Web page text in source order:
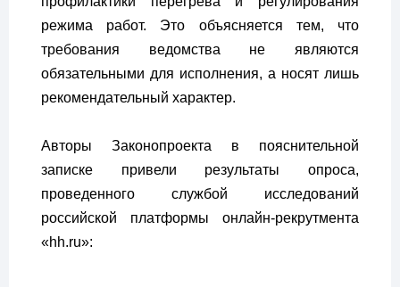
режима работ. Это объясняется тем, что
требования ведомства не являются
обязательными для исполнения, а носят лишь
рекомендательный характер.
Авторы Законопроекта в пояснительной
записке привели результаты опроса,
проведенного службой исследований
российской платформы онлайн-рекрутмента
«hh.ru»: